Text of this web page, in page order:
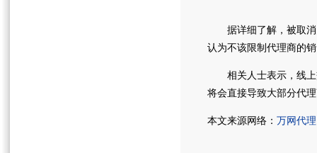
据详细了解，被取消
认为不该限制代理商的
相关人士表示，线上
将会直接导致大部分代
本文来源网络： 万网代理